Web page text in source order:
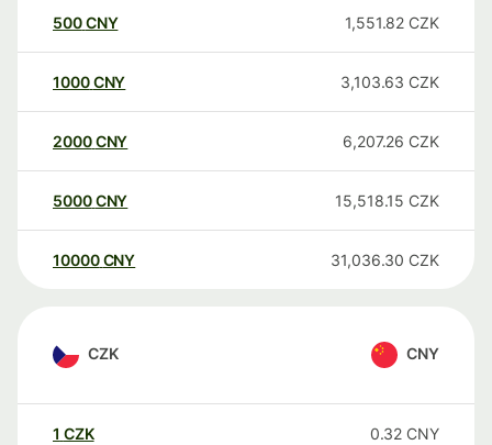
500CNY 1,551.82 CZK
1000CNY 3,103.63 CZK
2000CNY 6,207.26 CZK
5000CNY 15,518.15 CZK
10000 CNY 31,036.30 CZK
CZK CNY
1 CZK 0.32 CNY